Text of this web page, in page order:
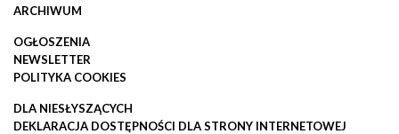
ARCHIWUM
OGŁOSZENIA
NEWSLETTER
POLITYKA COOKIES
DLA NIESŁYSZĄCYCH
DEKLARACJA DOSTĘPNOŚCI DLA STRONY INTERNETOWEJ